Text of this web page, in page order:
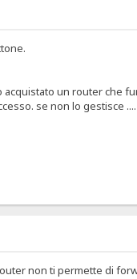
un router che
se non lo gestisce
non ti permette di